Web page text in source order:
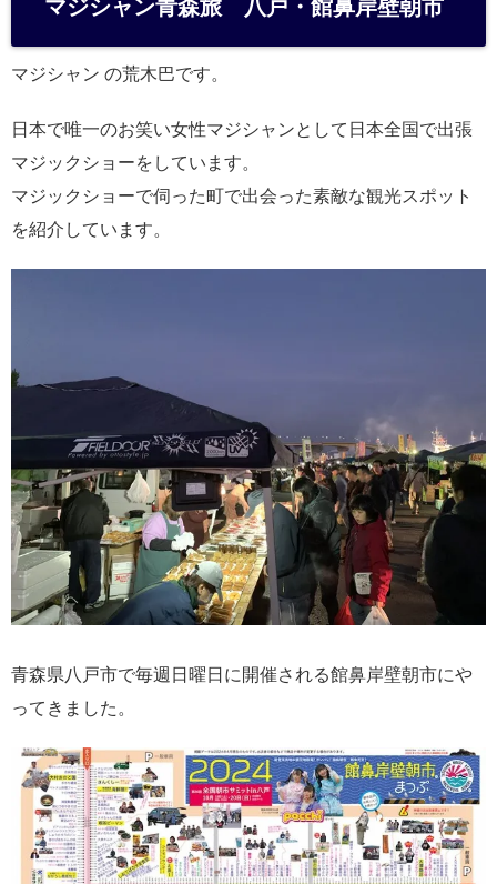
a
マジシャン青森旅 八戸・館鼻岸壁朝市
マジシャン の荒木巴です。
日本で唯一のお笑い女性マジシャンとして日本全国で出張
マジックショーをしています。
マジックショーで伺った町で出会った素敵な観光スポット
を紹介しています。
青森県八戸市で毎週日曜日に開催される館鼻岸壁朝市にや
ってきました。